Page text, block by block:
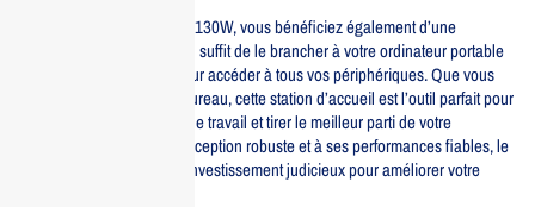
Avec le Dell DOCK WD19S 130W, vous bénéficiez également d’une
installation facile et rapide. Il suffit de le brancher à votre ordinateur portable
via un seul câble USB-C pour accéder à tous vos périphériques. Que vous
soyez en télétravail ou au bureau, cette station d’accueil est l’outil parfait pour
optimiser votre expérience de travail et tirer le meilleur parti de votre
technologie. Grâce à sa conception robuste et à ses performances fiables, le
Dell DOCK WD19S est un investissement judicieux pour améliorer votre